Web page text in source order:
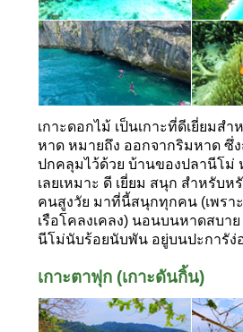
เกาะดอกไม้ เป็นเกาะที่ดีเยี่ยมส
หาด หมายถึง ออกจากริมหาด ซึ่ง
ปกคลุมไว้ด้วย บ้านของปลานีโม่
เลยเหมาะ ดี เยี่ยม สนุก สำหรับ
คนสูงวัย มาที่นี้สนุกทุกคน (เพรา
เรือโคลงเคลง) นอนบนหาดสบา
นีโม่นับร้อยนับพัน อยู่บนปะการัง่
เกาะตาฟุก (เกาะดันกิ้น)